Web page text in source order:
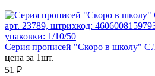
арт. 23789, штрихкод:
упаковки: 1/10/50
Серия прописей "Скоро в школу"
цена за 1шт.
51 ₽